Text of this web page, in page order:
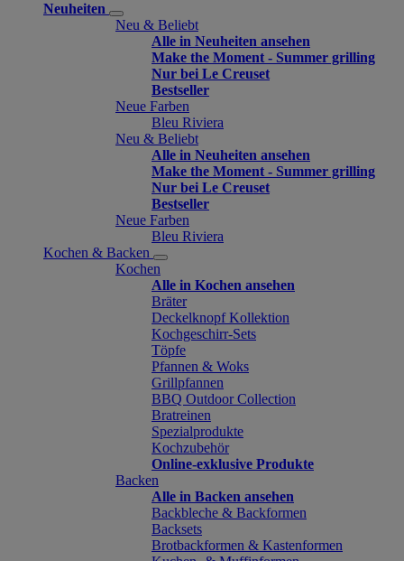
Neuheiten
Neu & Beliebt
Alle in Neuheiten ansehen
Make the Moment - Summer grilling
Nur bei Le Creuset
Bestseller
Neue Farben
Bleu Riviera
Neu & Beliebt
Alle in Neuheiten ansehen
Make the Moment - Summer grilling
Nur bei Le Creuset
Bestseller
Neue Farben
Bleu Riviera
Kochen & Backen
Kochen
Alle in Kochen ansehen
Bräter
Deckelknopf Kollektion
Kochgeschirr-Sets
Töpfe
Pfannen & Woks
Grillpfannen
BBQ Outdoor Collection
Bratreinen
Spezialprodukte
Kochzubehör
Online-exklusive Produkte
Backen
Alle in Backen ansehen
Backbleche & Backformen
Backsets
Brotbackformen & Kastenformen